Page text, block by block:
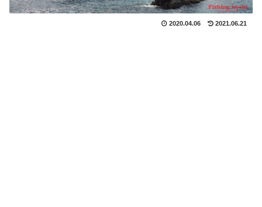
2020.04.06 2021.06.21